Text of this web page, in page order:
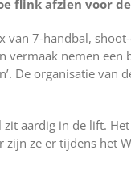
flink afzien voor
van 7-handbal,
vermaak nemen
De organisatie
zit aardig in de lift.
zijn ze er tijdens het